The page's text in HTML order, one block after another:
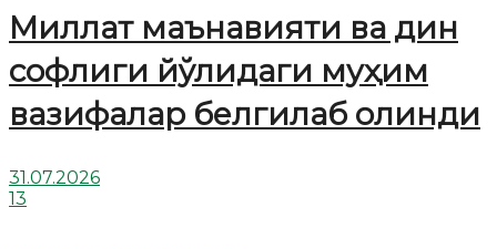
Миллат маънавияти ва дин
софлиги йўлидаги муҳим
вазифалар белгилаб олинди
31.07.2026
13